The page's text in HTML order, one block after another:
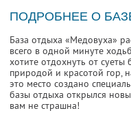
ПОДРОБНЕЕ О
База отдыха «Медовуха»
всего в одной минуте
хотите отдохнуть от суеты
природой и красотой гор,
это место создано
базы отдыха открылся
вам не страшна!